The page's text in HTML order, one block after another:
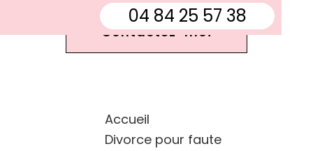
04 84 25 57 38
Contactez-moi
Accueil
Divorce pour faute